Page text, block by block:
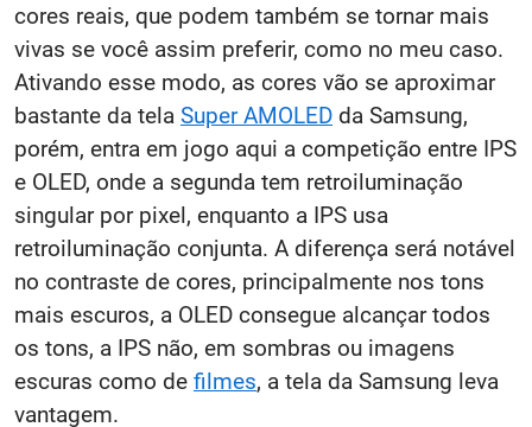
cores reais, que podem também se tornar mais
vivas se você assim preferir, como no meu caso.
Ativando esse modo, as cores vão se aproximar
bastante da tela Super AMOLED da Samsung,
porém, entra em jogo aqui a competição entre IPS
e OLED, onde a segunda tem retroiluminação
singular por pixel, enquanto a IPS usa
retroiluminação conjunta. A diferença será notável
no contraste de cores, principalmente nos tons
mais escuros, a OLED consegue alcançar todos
os tons, a IPS não, em sombras ou imagens
escuras como de filmes, a tela da Samsung leva
vantagem.